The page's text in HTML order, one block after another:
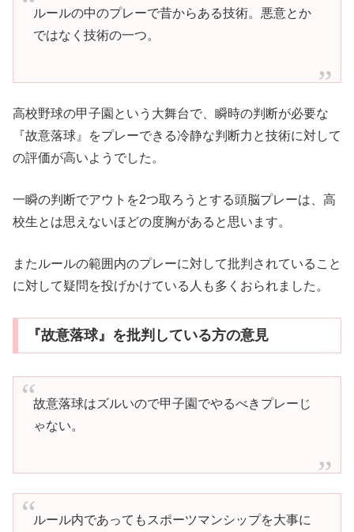
ルールの中のプレーで昔からある技術。悪意とか
ではなく技術の一つ。
高校野球の甲子園という大舞台で、瞬時の判断が必要な
『故意落球』をプレーできる冷静な判断力と技術に対して
の評価が高いようでした。
一瞬の判断でアウトを2つ取ろうとする頭脳プレーは、高
校生とは思えないほどの度胸があると思います。
またルールの範囲内のプレーに対して批判されていること
に対して疑問を投げかけている人も多くおられました。
『故意落球』を批判している方の意見
故意落球はズルいので甲子園でやるべきプレーじ
ゃない。
ルール内であってもスポーツマンシップを大事に